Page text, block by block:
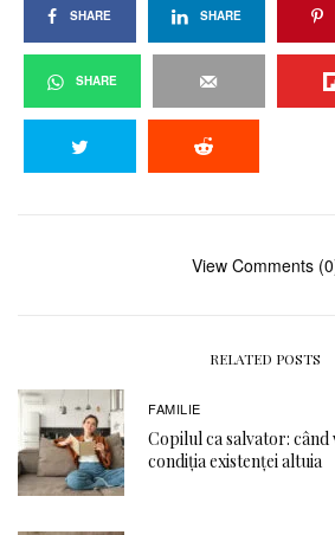
SHARE SHARE
SHARE
View Comments
RELATED POSTS
FAMILIE
Copilul ca salvator: când
condiția existenței altuia